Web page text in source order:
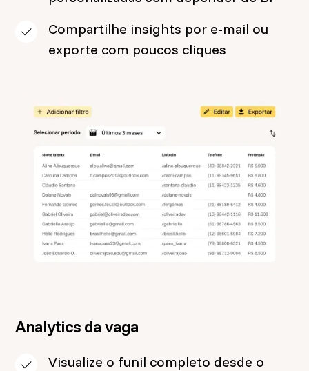
Compartilhe insights por e-mail ou
exporte com poucos cliques
Analytics da vaga
Visualize o funil completo desde o